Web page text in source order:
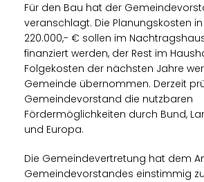
Für den Bau hat der
veranschlagt. Die Planungskosten
220.000,- € sollen im
finanziert werden, der Rest im
Folgekosten der nächsten Jahre
Gemeinde übernommen. Derzeit
Gemeindevorstand die nutzbaren
Fördermöglichkeiten durch Bund,
und Europa.
Die Gemeindevertretung hat dem
Gemeindevorstandes einstimmig